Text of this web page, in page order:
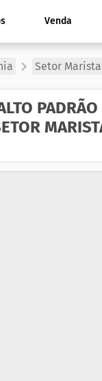
Venda
Setor Marista